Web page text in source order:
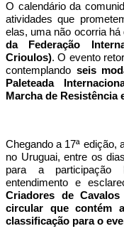
O calendário da
atividades que
elas, uma não ocorria há
da Federação
Crioulos). O evento
contemplando seis
Paleteada
Marcha de Resistência
Chegando a 17ª edição,
no Uruguai, entre os
para a participação
entendimento e
Criadores de
circular que contém
classificação para o